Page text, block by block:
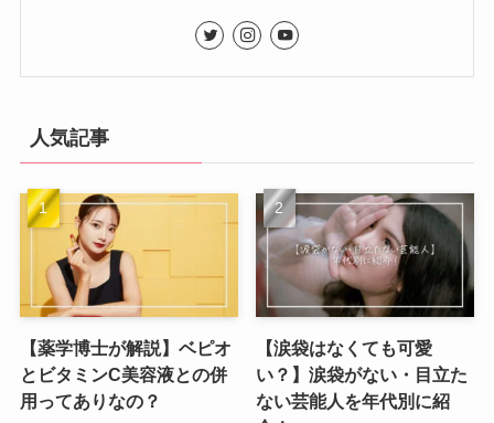
人気記事
【薬学博士が解説】ベピオ
とビタミンC美容液との併
用ってありなの？
【涙袋はなくても可愛
い？】涙袋がない・目立た
ない芸能人を年代別に紹